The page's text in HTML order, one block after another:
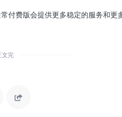
付费版会提供更多稳定的服务和更
文完